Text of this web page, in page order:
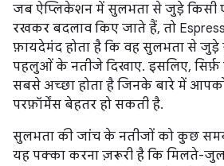
जब ऐप्लिकेशन में सुलभता से जुड़े किसी
रखकर बदलाव किए जाते हैं, तो
फ़ायदेमंद होता है कि वह सुलभता से जुड़े
पहलुओं के नतीजे दिखाए. इसलिए, सिर्फ़
सबसे अच्छा होता है जिनके बारे में
परफ़ॉर्मेंस बेहतर हो सकती है.
सुलभता की जांच के नतीजों को कुछ
यह पक्का करना ज़रूरी है कि मिलते-